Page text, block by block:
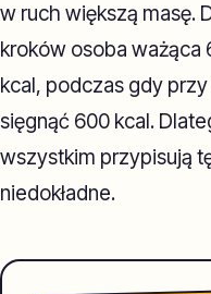
w ruch większą masę.
kroków osoba ważąca
kcal, podczas gdy
sięgnąć 600 kcal.
wszystkim przypisują
niedokładne.